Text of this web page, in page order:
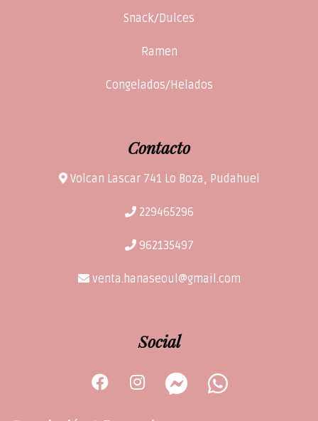
Snack/Dulces
Ramen
Congelados/Helados
Contacto
Volcan Lascar 741 Lo Boza, Pudahuel
229465296
962135497
venta.hanaseoul@gmail.com
Social